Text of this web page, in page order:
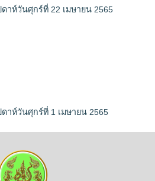
าห์วันศุกร์ที่ 22 เมษายน 2565
าห์วันศุกร์ที่ 1 เมษายน 2565